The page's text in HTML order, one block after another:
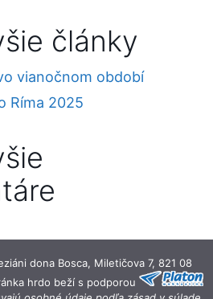
články
vianočnom období
Ríma 2025
dona Bosca, Miletičova 7, 821 08
hrdo beží s podporou